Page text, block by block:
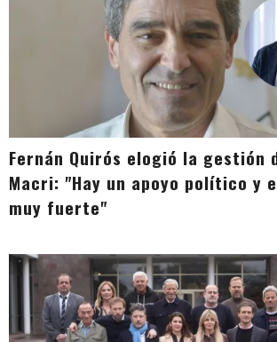
Fernán Quirós elogió la gestión
Macri: "Hay un apoyo político y
muy fuerte"